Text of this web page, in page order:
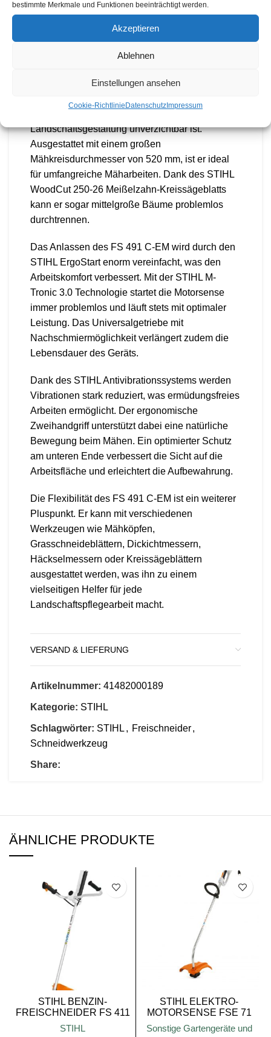
bestimmte Merkmale und Funktionen beeinträchtigt werden.
Akzeptieren
Ablehnen
Einstellungen ansehen
Cookie-Richtlinie Datenschutz Impressum
BESCHREIBUNG
Benzin-Freischneider, der für Profis in der
Landschaftsgestaltung unverzichtbar ist.
Ausgestattet mit einem großen
Mähkreisdurchmesser von 520 mm, ist er ideal
für umfangreiche Mäharbeiten. Dank des STIHL
WoodCut 250-26 Meißelzahn-Kreissägeblatts
kann er sogar mittelgroße Bäume problemlos
durchtrennen.
Das Anlassen des FS 491 C-EM wird durch den
STIHL ErgoStart enorm vereinfacht, was den
Arbeitskomfort verbessert. Mit der STIHL M-
Tronic 3.0 Technologie startet die Motorsense
immer problemlos und läuft stets mit optimaler
Leistung. Das Universalgetriebe mit
Nachschmiermöglichkeit verlängert zudem die
Lebensdauer des Geräts.
Dank des STIHL Antivibrationssystems werden
Vibrationen stark reduziert, was ermüdungsfreies
Arbeiten ermöglicht. Der ergonomische
Zweihandgriff unterstützt dabei eine natürliche
Bewegung beim Mähen. Ein optimierter Schutz
am unteren Ende verbessert die Sicht auf die
Arbeitsfläche und erleichtert die Aufbewahrung.
Die Flexibilität des FS 491 C-EM ist ein weiterer
Pluspunkt. Er kann mit verschiedenen
Werkzeugen wie Mähköpfen,
Grasschneideblättern, Dickichtmessern,
Häckselmessern oder Kreissägeblättern
ausgestattet werden, was ihn zu einem
vielseitigen Helfer für jede
Landschaftspflegearbeit macht.
VERSAND & LIEFERUNG
Artikelnummer: 41482000189
Kategorie: STIHL
Schlagwörter: STIHL , Freischneider,
Schneidwerkzeug
Share:
ÄHNLICHE PRODUKTE
STIHL BENZIN-
FREISCHNEIDER FS 411
C-EM L
STIHL
STIHL ELEKTRO-
MOTORSENSE FSE 71
Sonstige Gartengeräte und